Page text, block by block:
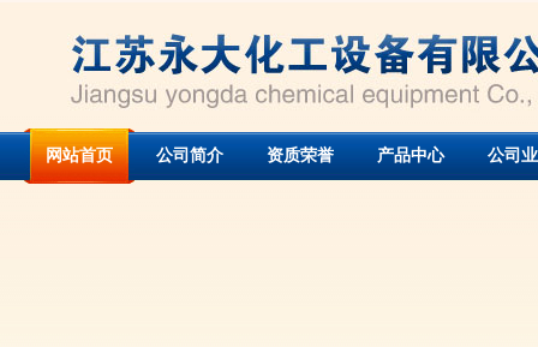
网站首页 公司简介 资质荣誉 产品中心 公司